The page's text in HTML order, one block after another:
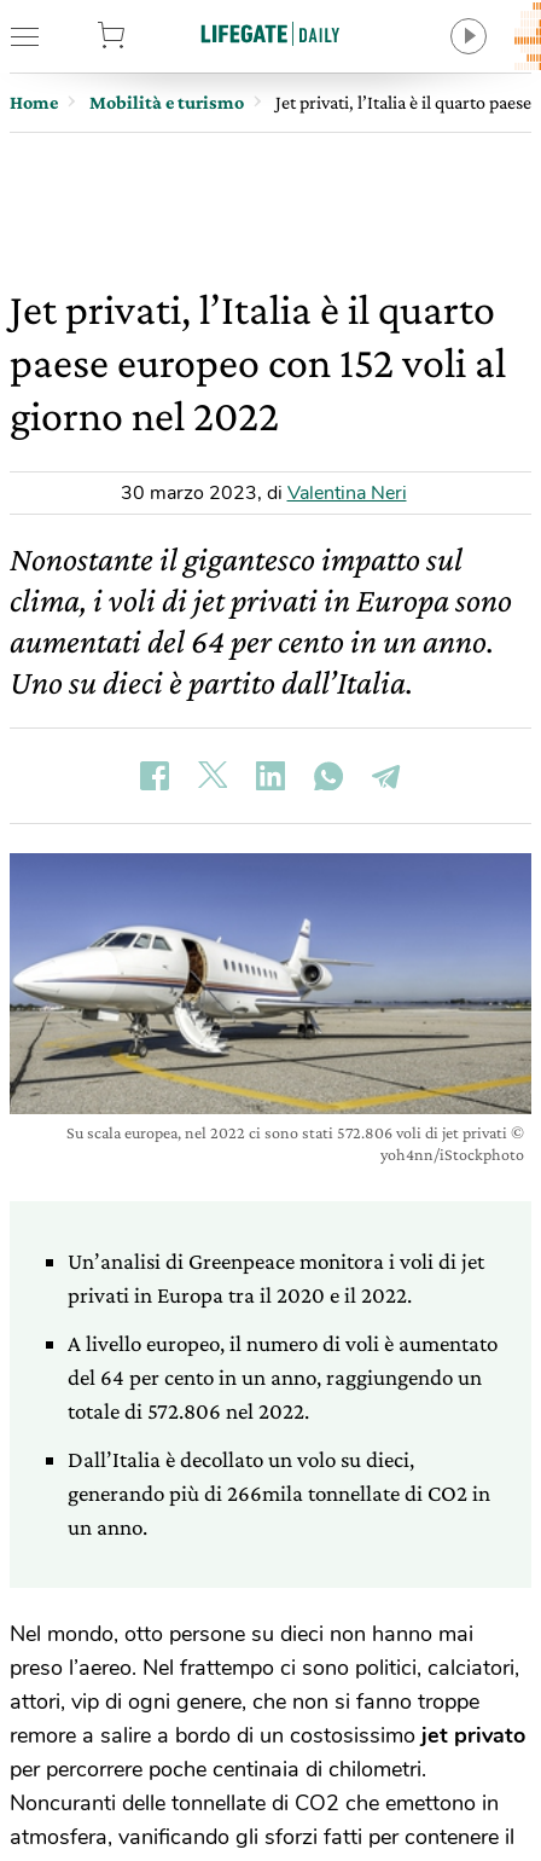
Home Mobilità e turismo Jet privati, l’Italia è il quarto
Jet privati, l’Italia è il quarto
paese europeo con 152 voli al
giorno nel 2022
30 marzo 2023, di Valentina Neri
Nonostante il gigantesco impatto sul
clima, i voli di jet privati in Europa sono
aumentati del 64 per cento in un anno.
Uno su dieci è partito dall’Italia.
Su scala europea, nel 2022 ci sono stati 572.806 voli di jet privati ©
yoh4nn/iStockphoto
Un’analisi di Greenpeace monitora i voli di jet
privati in Europa tra il 2020 e il 2022.
A livello europeo, il numero di voli è aumentato
del 64 per cento in un anno, raggiungendo un
totale di 572.806 nel 2022.
Dall’Italia è decollato un volo su dieci,
generando più di 266mila tonnellate di CO2 in
un anno.
Nel mondo, otto persone su dieci non hanno mai
preso l’aereo. Nel frattempo ci sono politici, calciatori,
attori, vip di ogni genere, che non si fanno troppe
remore a salire a bordo di un costosissimo jet privato
per percorrere poche centinaia di chilometri.
Noncuranti delle tonnellate di CO2 che emettono in
atmosfera, vanificando gli sforzi fatti per contenere il